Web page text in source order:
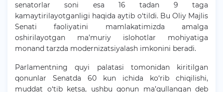
senatorlar soni esa 16 tadan 9 taga
kamaytirilayotganligi haqida aytib o‘tildi. Bu Oliy Majlis
Senati faoliyatini mamlakatimizda amalga
oshirilayotgan ma’muriy islohotlar mohiyatiga
monand tarzda modernizatsiyalash imkonini beradi.
Parlamentning quyi palatasi tomonidan kiritilgan
qonunlar Senatda 60 kun ichida ko‘rib chiqilishi,
muddat o‘tib ketsa, ushbu qonun ma’qullangan deb